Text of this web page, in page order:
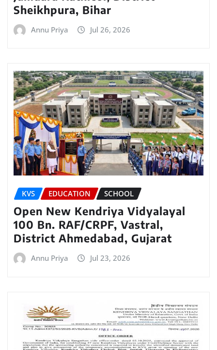
Sheikhpura, Bihar
Annu Priya Jul 26, 2026
KVS EDUCATION SCHOOL
Open New Kendriya Vidyalayal
100 Bn. RAF/CRPF, Vastral,
District Ahmedabad, Gujarat
Annu Priya Jul 23, 2026